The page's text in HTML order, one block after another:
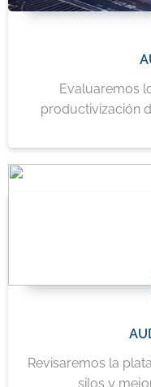
Evaluaremos
productivización
Revisaremos la
silos y